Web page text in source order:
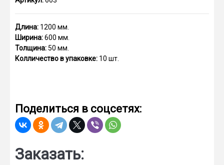
Длина: 1200 мм.
Ширина:600 мм.
Толщина:50 мм.
Колличество в упаковке: 10 шт.
Поделиться в соцсетях:
Заказать: